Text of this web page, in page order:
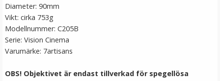
Diameter: 90mm
Vikt: cirka 753g
Modellnummer: C205B
Serie: Vision Cinema
Varumärke: 7artisans
OBS! Objektivet är endast tillverkad för spegellösa